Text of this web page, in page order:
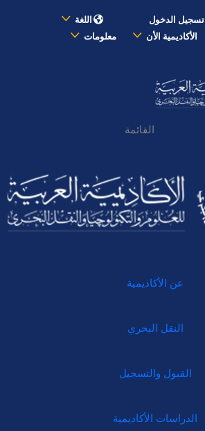
تسجيل الدخول
اللغة
الأكاديمية الأن معلومات
القائمة
عن الأكاديمية
النقل البحري
القبول والتسجيل
الدراسات الأكاديمية